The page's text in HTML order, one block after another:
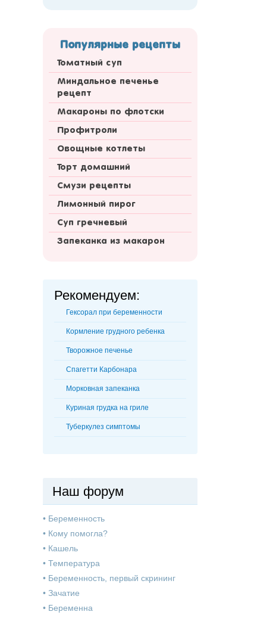
Популярные рецепты
Томатный суп
Миндальное печенье
рецепт
Макароны по флотски
Профитроли
Овощные котлеты
Торт домашний
Смузи рецепты
Лимонный пирог
Суп гречневый
Запеканка из макарон
Рекомендуем:
Гексорал при беременности
Кормление грудного ребенка
Творожное печенье
Спагетти Карбонара
Морковная запеканка
Куриная грудка на гриле
Туберкулез симптомы
Наш форум
• Беременность
• Кому помогла?
• Кашель
• Температура
• Беременность, первый скрининг
• Зачатие
• Беременна